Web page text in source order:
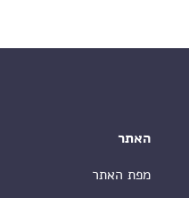
האתר
מפת האתר